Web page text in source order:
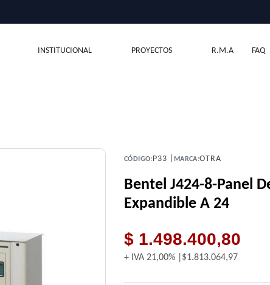
INSTITUCIONAL PROYECTOS R.M.A FAQ
CÓDIGO: P33 | MARCA:OTRA
Bentel J424-8-Panel
Expandible A 24
$ 1.498.400,80
+ IVA 21,00% $1.813.064,97